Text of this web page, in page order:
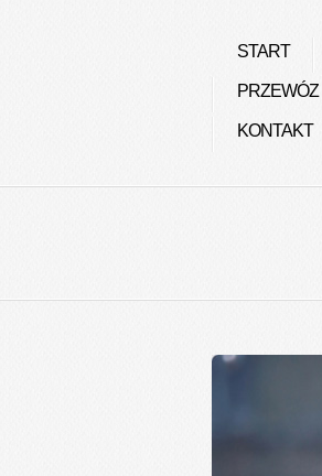
START
PRZEWÓZ
KONTAKT